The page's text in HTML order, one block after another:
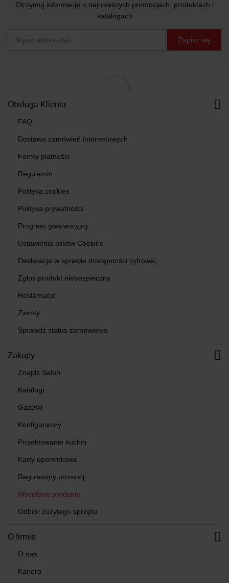
Otrzymuj informacje o najnowszych promocjach, produktach i
katalogach
Zapisz się
Obsługa Klienta
FAQ
Dostawa zamówień internetowych
Formy płatności
Regulamin
Polityka cookies
Polityka prywatności
Program gwarancyjny
Ustawienia plików Cookies
Deklaracja w sprawie dostępności cyfrowej
Zgłoś produkt niebezpieczny
Reklamacje
Zwroty
Sprawdź status zamówienia
Zakupy
Znajdź Salon
Katalogi
Gazetki
Konfiguratory
Projektowanie kuchni
Karty upominkowe
Regulaminy promocji
Wycofane produkty
Odbiór zużytego sprzętu
O firmie
O nas
Kariera